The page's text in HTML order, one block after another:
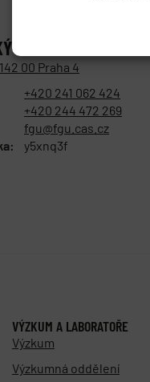
ÚSTAV AKADEMIE
00 Praha 4
+420 241 062 424
+420 244 472 269
fgu@fgu.cas.cz
y5xnq3f
VÝZKUM A LABORATOŘE
Výzkum
Výzkumná oddělení